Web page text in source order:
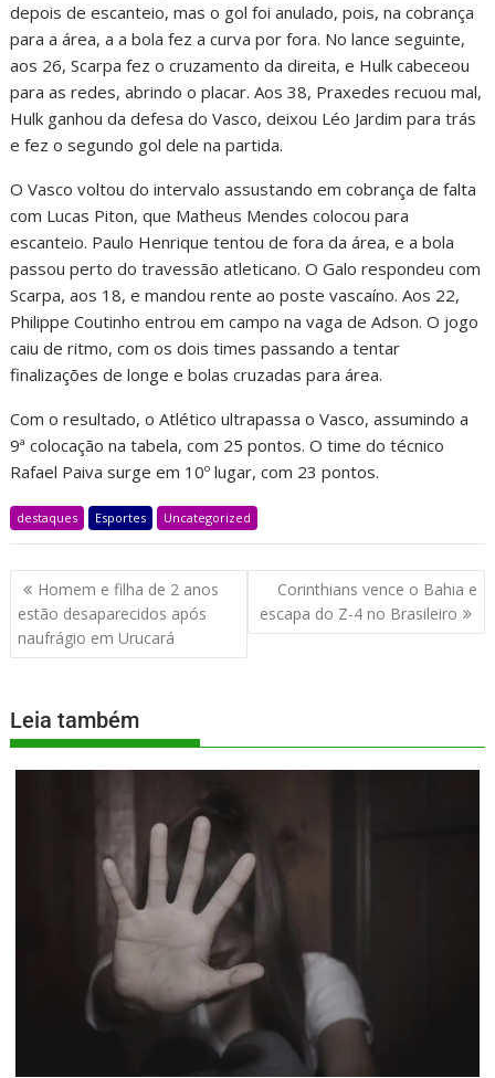
depois de escanteio, mas o gol foi anulado, pois, na cobrança
para a área, a a bola fez a curva por fora. No lance seguinte,
aos 26, Scarpa fez o cruzamento da direita, e Hulk cabeceou
para as redes, abrindo o placar. Aos 38, Praxedes recuou mal,
Hulk ganhou da defesa do Vasco, deixou Léo Jardim para trás
e fez o segundo gol dele na partida.
O Vasco voltou do intervalo assustando em cobrança de falta
com Lucas Piton, que Matheus Mendes colocou para
escanteio. Paulo Henrique tentou de fora da área, e a bola
passou perto do travessão atleticano. O Galo respondeu com
Scarpa, aos 18, e mandou rente ao poste vascaíno. Aos 22,
Philippe Coutinho entrou em campo na vaga de Adson. O jogo
caiu de ritmo, com os dois times passando a tentar
finalizações de longe e bolas cruzadas para área.
Com o resultado, o Atlético ultrapassa o Vasco, assumindo a
9ª colocação na tabela, com 25 pontos. O time do técnico
Rafael Paiva surge em 10º lugar, com 23 pontos.
destaques Esportes Uncategorized
Homem e filha de 2 anos
estão desaparecidos após
naufrágio em Urucará
Corinthians vence o Bahia e
escapa do Z-4 no Brasileiro
Leia também